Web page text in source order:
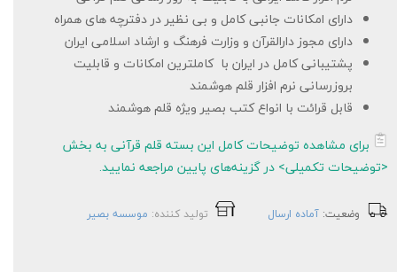
دارای امکانات جانبی کامل و بی نظیر در دفترچه های همراه
دارای مجوز دارالقرآن و وزارت فرهنگ و ارشاد اسلامی ایران
پشتیبانی کامل در ایران با کاملترین امکانات و قابلیت
بروزرسانی نرم افزار قلم هوشمند
قابل قرائت با انواع کتب بصیر ویژه قلم هوشمند
برای مشاهده توضیحات کامل این بسته قلم قرآنی به بخش
<توضیحات تکمیلی> در گزینه‌های پایین مراجعه نمایید.
وضعیت: آماده ارسال تولید کننده: موسسه بصیر